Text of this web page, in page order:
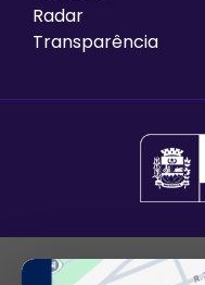
Radar
Transparência